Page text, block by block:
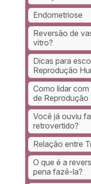
Endometriose
Reversão de
vitro?
Dicas para
Reprodução
Como lidar
de Reprodução
Você já ouviu
retrovertido?
Relação entre
O que é a
pena fazê-la?